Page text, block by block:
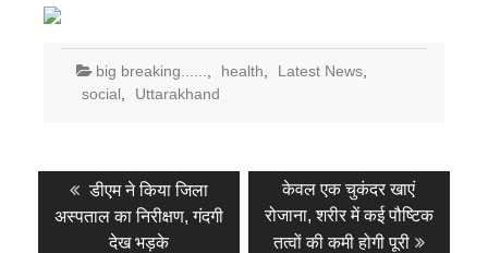
big breaking...... health Latest News
social
Uttarakhand
Post
navigation
Previous
post:
डीएम ने किया जिला
अस्पताल का निरीक्षण, गंदगी
देख भड़के
Next
post:
केवल एक चुकंदर खाएं
रोजाना, शरीर में कई पौष्टिक
तत्वों की कमी होगी पूरी